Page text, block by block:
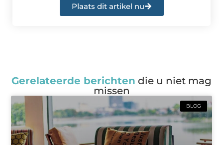
Plaats dit artikel nu
Gerelateerde berichten die u niet mag
missen
BLOG